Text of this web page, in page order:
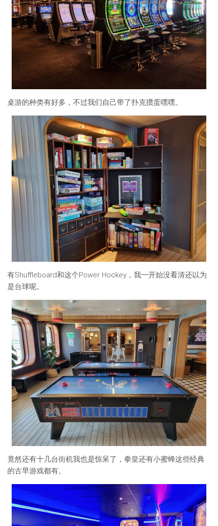
桌游的种类有好多，不过我们自己带了扑克掼蛋嘿嘿。
有Shuffleboard和这个Power Hockey，我一开始没看清还以为
是台球呢。
竟然还有十几台街机我也是惊呆了，拳皇还有小蜜蜂这些经典
的古早游戏都有。